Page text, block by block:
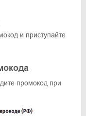
и приступайте
промокод при